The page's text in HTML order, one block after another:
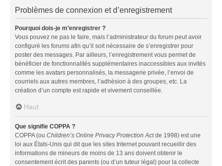
Problèmes de connexion et d’enregistrement
Pourquoi dois-je m’enregistrer ?
Vous pouvez ne pas le faire, mais l’administrateur du forum peut avoir
configuré les forums afin qu’il soit nécessaire de s’enregistrer pour
poster des messages. Par ailleurs, l’enregistrement vous permet de
bénéficier de fonctionnalités supplémentaires inaccessibles aux invités
comme les avatars personnalisés, la messagerie privée, l’envoi de
courriels aux autres membres, l’adhésion à des groupes, etc. La
création d’un compte est rapide et vivement conseillée.
Haut
Que signifie COPPA ?
COPPA (ou Children’s Online Privacy Protection Actde 1998) est une
loi aux États-Unis qui dit que les sites Internet pouvant recueillir des
informations de mineurs de moins de 13 ans doivent obtenir le
consentement écrit des parents (ou d’un tuteur légal) pour la collecte